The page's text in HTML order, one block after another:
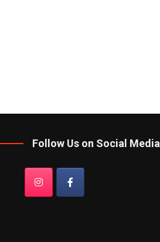
Follow Us on Social Media